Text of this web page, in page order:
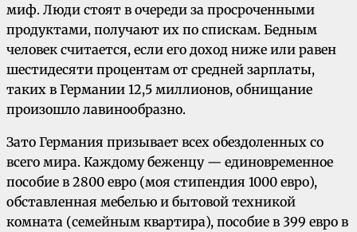
миф. Люди стоят в очереди за просроченными
продуктами, получают их по спискам. Бедным
человек считается, если его доход ниже или равен
шестидесяти процентам от средней зарплаты,
таких в Германии 12,5 миллионов, обнищание
произошло лавинообразно.
Зато Германия призывает всех обездоленных со
всего мира. Каждому беженцу — единовременное
пособие в 2800 евро (моя стипендия 1000 евро),
обставленная мебелью и бытовой техникой
комната (семейным квартира), пособие в 399 евро в